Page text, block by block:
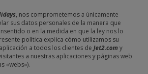
, nos comprometemos a únicamente
sus datos personales de la manera que
o en la medida en que la ley nos lo
política explica cómo utilizamos su
a todos los clientes de Jet2.com y
a nuestras aplicaciones y páginas web
«webs»).